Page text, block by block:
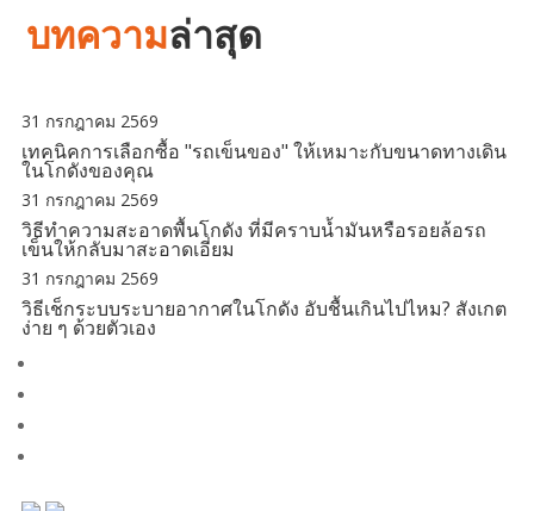
บทความล่าสุด
31 กรกฎาคม 2569
เทคนิคการเลือกซื้อ "รถเข็นของ" ให้เหมาะกับขนาดทางเดิน
ในโกดังของคุณ
31 กรกฎาคม 2569
วิธีทำความสะอาดพื้นโกดัง ที่มีคราบน้ำมันหรือรอยล้อรถ
เข็นให้กลับมาสะอาดเอี่ยม
31 กรกฎาคม 2569
วิธีเช็กระบบระบายอากาศในโกดัง อับชื้นเกินไปไหม? สังเกต
ง่าย ๆ ด้วยตัวเอง